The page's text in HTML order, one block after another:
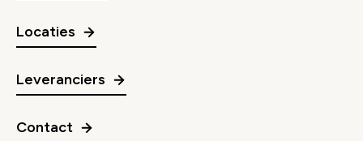
Locaties
Leveranciers
Contact